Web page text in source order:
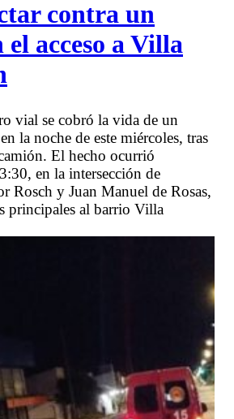
contra un
el acceso a Villa
vial se cobró la vida de un
la noche de este miércoles, tras
El hecho ocurrió
en la intersección de
Rosch y Juan Manuel de Rosas,
principales al barrio Villa